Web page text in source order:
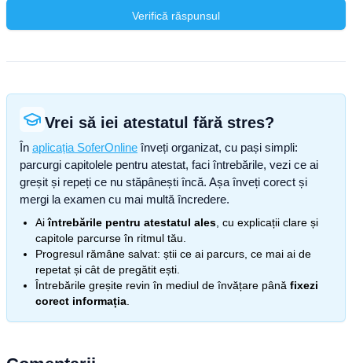
Verifică răspunsul
Vrei să iei atestatul fără stres?
În aplicația SoferOnline înveți organizat, cu pași simpli:
parcurgi capitolele pentru atestat, faci întrebările, vezi ce ai
greșit și repeți ce nu stăpânești încă. Așa înveți corect și
mergi la examen cu mai multă încredere.
Aiîntrebările pentru atestatul ales , cu explicații clare și
capitole parcurse în ritmul tău.
Progresul rămâne salvat: știi ce ai parcurs, ce mai ai de
repetat și cât de pregătit ești.
Întrebările greșite revin în mediul de învățare până fixezi
corect informația